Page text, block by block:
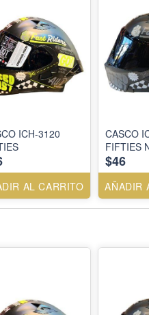
ICH-3120
AL CARRITO
CASCO
FIFTIES
$46
AÑADIR